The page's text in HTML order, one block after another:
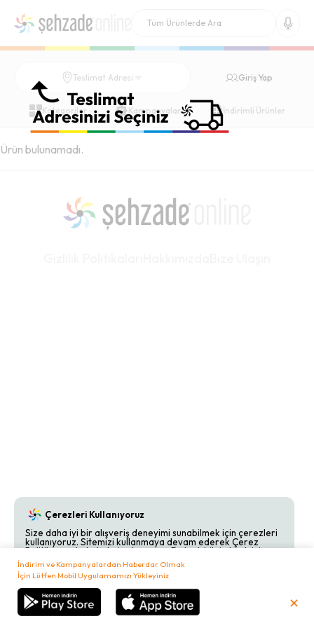
İndirim ve Kampanyalardan Haberdar Olmak
İçin Lütfen Mobil Uygulamamızı Yükleyiniz
✕
Sepetim 0,00
Teslimat Adresi Giriş Yap
Kategoriler Kampanyalar İndirimli Ürünler
Ürün bulunamadı.
Çerezleri Kullanıyoruz
Size daha iyi bir alışveriş deneyimi sunabilmek için çerezleri
kullanıyoruz. Sitemizi kullanmaya devam ederek Çerez
Politikamızı kabul etmiş olursunuz. Detaylı bilgi almak için
Çerez Politikamızı
inceleyebilirsiniz.
Kabul Et